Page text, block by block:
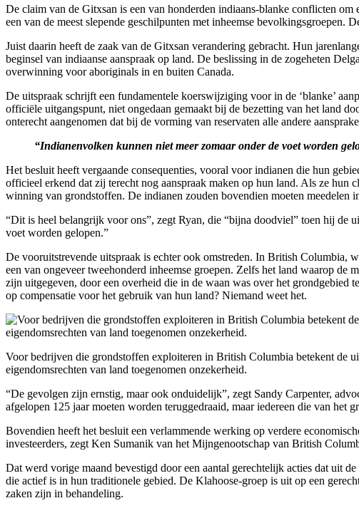
De claim van de Gitxsan is een van honderden indiaans-blanke conflicten
een van de meest slepende geschilpunten met inheemse bevolkingsgroepen.
Juist daarin heeft de zaak van de Gitxsan verandering gebracht. Hun
beginsel van indiaanse aanspraak op land. De beslissing in de zogeheten
overwinning voor aboriginals in en buiten Canada.
De uitspraak schrijft een fundamentele koerswijziging voor in de ‘blanke’
officiële uitgangspunt, niet ongedaan gemaakt bij de bezetting van het land
onterecht aangenomen dat bij de vorming van reservaten alle andere
“Indianenvolken kunnen niet meer zomaar onder de voet worden
Het besluit heeft vergaande consequenties, vooral voor indianen die hun
officieel erkend dat zij terecht nog aanspraak maken op hun land. Als ze
winning van grondstoffen. De indianen zouden bovendien moeten meedelen
“Dit is heel belangrijk voor ons”, zegt Ryan, die “bijna doodviel” toen hij de
voet worden gelopen.”
De vooruitstrevende uitspraak is echter ook omstreden. In British Columbia,
een van ongeveer tweehonderd inheemse groepen. Zelfs het land waarop
zijn uitgegeven, door een overheid die in de waan was over het
op compensatie voor het gebruik van hun land? Niemand weet het.
Voor bedrijven die grondstoffen exploiteren in British Columbia betekent de
eigendomsrechten van land toegenomen onzekerheid.
“De gevolgen zijn ernstig, maar ook onduidelijk”, zegt Sandy Carpenter,
afgelopen 125 jaar moeten worden teruggedraaid, maar iedereen die van
Bovendien heeft het besluit een verlammende werking op verdere
investeerders, zegt Ken Sumanik van het Mijngenootschap van British
Dat werd vorige maand bevestigd door een aantal gerechtelijk acties dat uit
die actief is in hun traditionele gebied. De Klahoose-groep is uit op een
zaken zijn in behandeling.